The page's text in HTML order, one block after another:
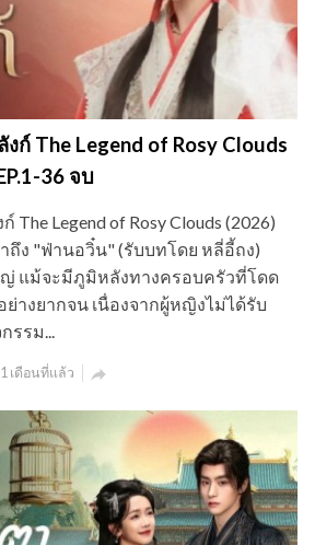
ก์ The Legend of Rosy Clouds
36 จบ
The Legend of Rosy Clouds (2026)
าถึง "ฟ่านอวิ๋น" (รับบทโดย หลี่อี้ถง)
แม้จะมีภูมิหลังทางครอบครัวที่โดด
ย่างยากจน เนื่องจากผู้หญิงไม่ได้รับ
รรม...
1 เดือนที่แล้ว 